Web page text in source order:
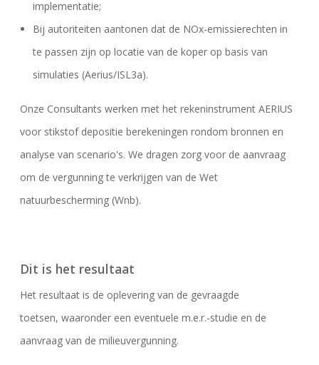
implementatie;
Bij autoriteiten aantonen dat de NOx-emissierechten in
te passen zijn op locatie van de koper op basis van
simulaties (Aerius/ISL3a).
Onze Consultants werken met het rekeninstrument AERIUS
voor stikstof depositie berekeningen rondom bronnen en
analyse van scenario's. We dragen zorg voor de aanvraag
om de vergunning te verkrijgen van de Wet
natuurbescherming (Wnb).
Dit is het resultaat
Het resultaat is de oplevering van de gevraagde
toetsen, waaronder een eventuele m.e.r.-studie en de
aanvraag van de milieuvergunning.